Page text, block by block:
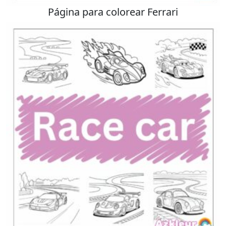
Página para colorear Ferrari